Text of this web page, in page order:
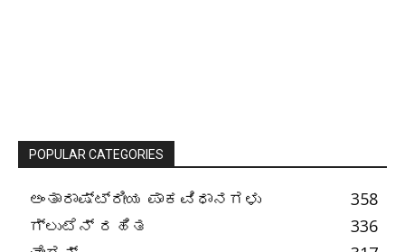
POPULAR CATEGORIES
ಅಂತಾರಾಷ್ಟ್ರೀಯ ಪಾಕವಿಧಾನಗಳು
358
ಗ್ಲುಟೆನ್ ರಹಿತ
336